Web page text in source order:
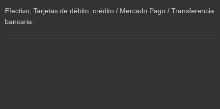
Efectivo, Tarjetas de débito, crédito / Mercado Pago / Transferencia
bancaria.